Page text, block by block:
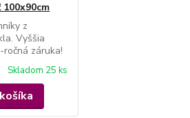
z
Vyššia
záruka!
Skladom 25 ks